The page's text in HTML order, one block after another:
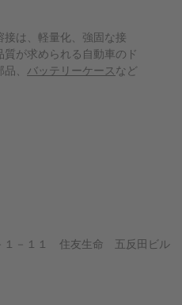
接は、軽量化、強固な接
が求められる自動車のド
、 バッテリーケース など
１－１１ 住友生命 五反田ビル